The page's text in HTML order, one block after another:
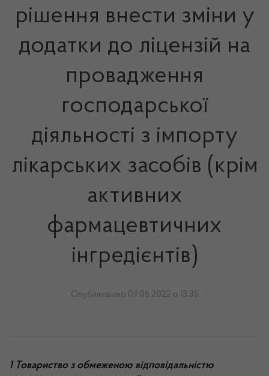
рішення внести зміни у
додатки до ліцензій на
провадження
господарської
діяльності з імпорту
лікарських засобів (крім
активних
фармацевтичних
інгредієнтів)
Опубліковано 09.06.2022 о 13:35
1 Товариство з обмеженою відповідальністю